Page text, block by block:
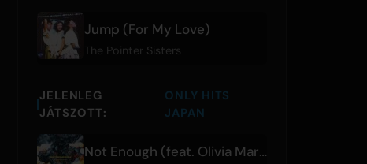
Jump (For My Love)
The Pointer Sisters
JELENLEG
JÁTSZOTT:
ONLY HITS
JAPAN
Not Enough (feat. Olivia Marsh)